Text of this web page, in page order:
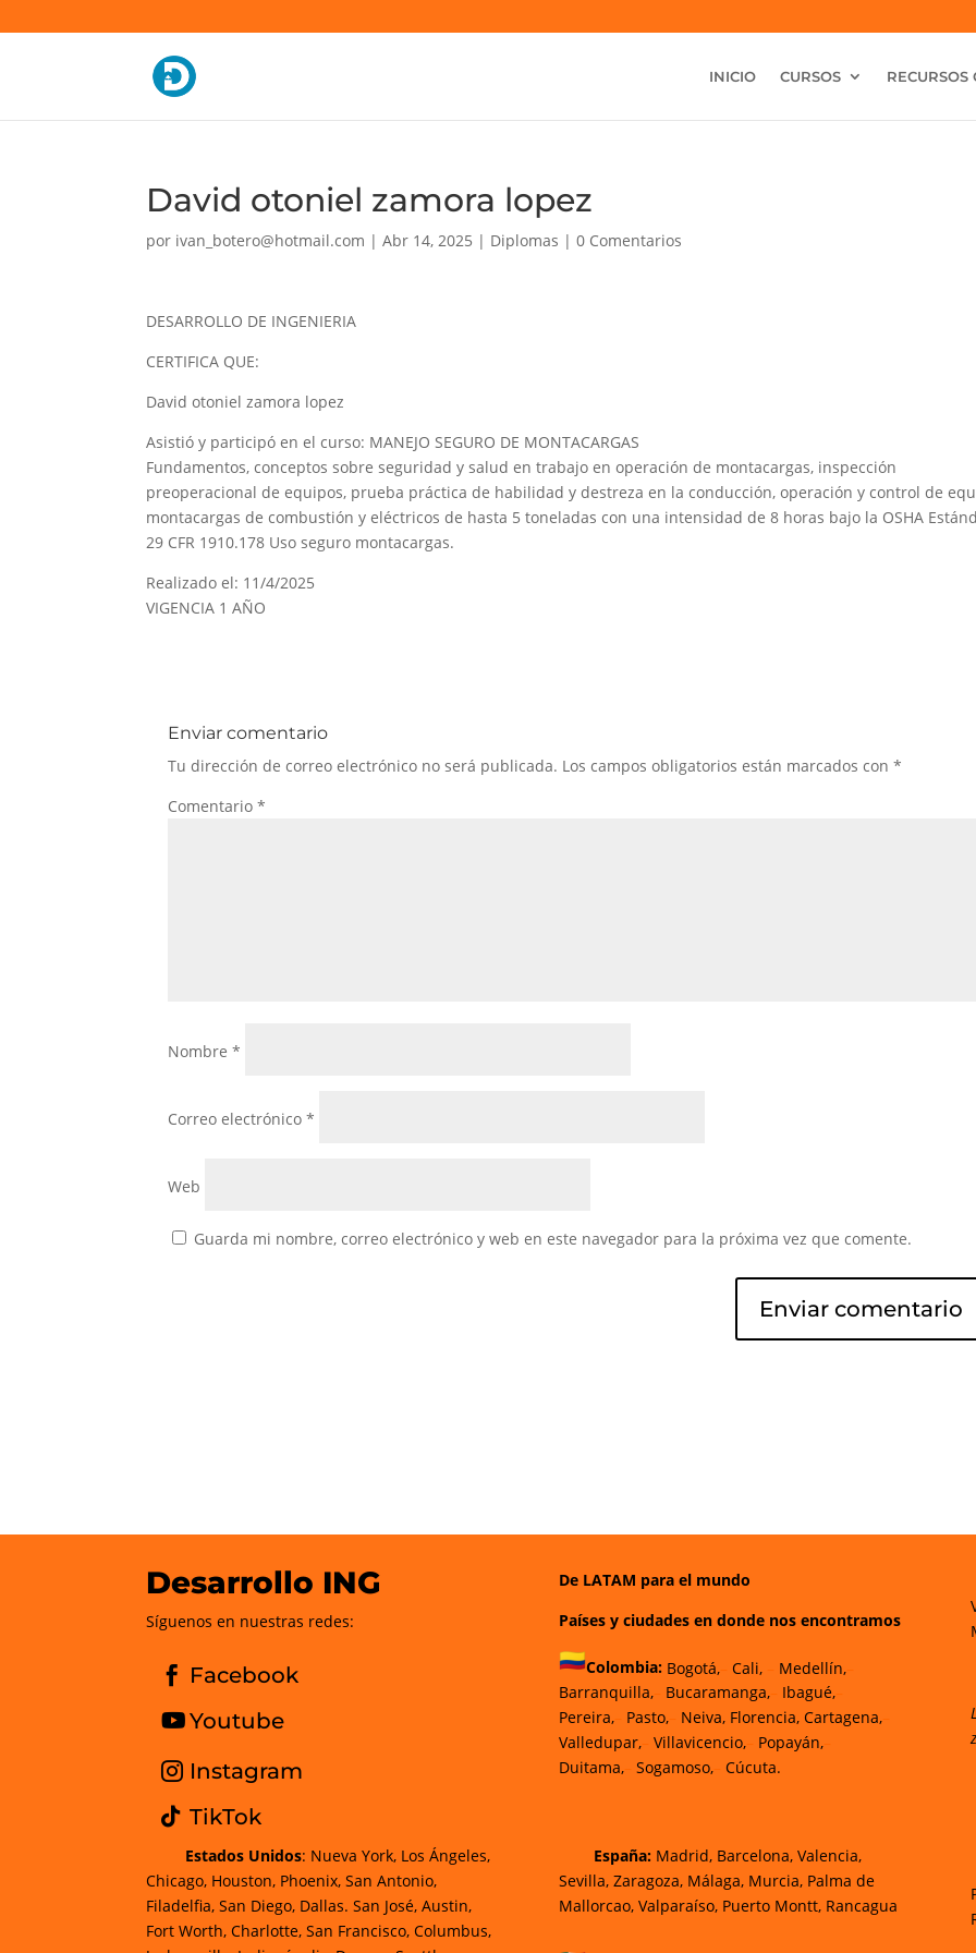
INICIO CURSOS RECURSOS
David otoniel zamora lopez
por ivan_botero@hotmail.com |Abr 14, 2025 | Diplomas |0 Comentarios
DESARROLLO DE INGENIERIA
CERTIFICA QUE:
David otoniel zamora lopez
Asistió y participó en el curso: MANEJO SEGURO DE MONTACARGAS
Fundamentos, conceptos sobre seguridad y salud en trabajo en operación de montacargas, inspección
preoperacional de equipos, prueba práctica de habilidad y destreza en la conducción, operación y control de
montacargas de combustión y eléctricos de hasta 5 toneladas con una intensidad de 8 horas bajo la OSHA
29 CFR 1910.178 Uso seguro montacargas.
Realizado el: 11/4/2025
VIGENCIA 1 AÑO
Enviar comentario
Tu dirección de correo electrónico no será publicada. Los campos obligatorios están marcados con*
Comentario*
Nombre*
Correo electrónico*
Web
Guarda mi nombre, correo electrónico y web en este navegador para la próxima vez que comente.
Desarrollo ING
Síguenos en nuestras redes:
Facebook
Youtube
Instagram
TikTok
De LATAM para el mundo
Países y ciudades en donde nos encontramos
Colombia: Bogotá,– Cali, Medellín,–
Barranquilla,– Bucaramanga,– Ibagué,–
Pereira,– Pasto,– Neiva, Florencia, Cartagena,–
Valledupar,– Villavicencio,– Popayán,–
Duitama,– Sogamoso,– Cúcuta.
Estados Unidos: Nueva York, Los Ángeles,
Chicago, Houston, Phoenix, San Antonio,
Filadelfia, San Diego, Dallas. San José, Austin,
Fort Worth, Charlotte, San Francisco, Columbus,
España:Madrid, Barcelona, Valencia,
Sevilla, Zaragoza, Málaga, Murcia, Palma de
Mallorcao, Valparaíso, Puerto Montt, Rancagua